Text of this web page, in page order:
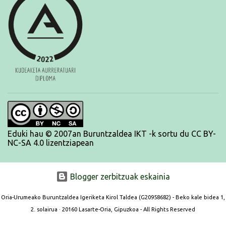
BRNPWR!
Eduki hau © 2007an Buruntzaldea IKT -k sortu du CC BY-
NC-SA 4.0 lizentziapean
Blogger zerbitzuak eskainia
Oria-Urumeako Buruntzaldea Igeriketa Kirol Taldea (G20958682) - Beko kale bidea 1,
2. solairua · 20160 Lasarte-Oria, Gipuzkoa - All Rights Reserved